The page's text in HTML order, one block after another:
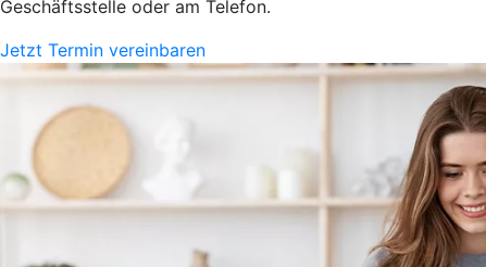
Geschäftsstelle oder am Telefon.
Jetzt Termin vereinbaren